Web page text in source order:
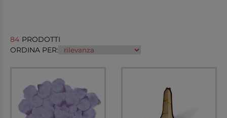
84 PRODOTTI
ORDINA PER: